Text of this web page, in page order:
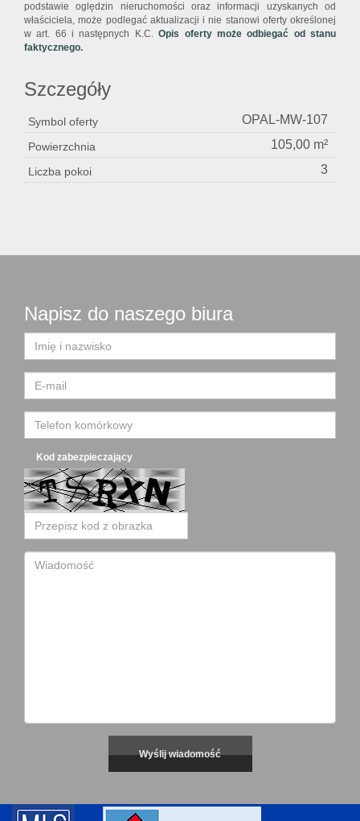
podstawie oględzin nieruchomości oraz informacji uzyskanych od
właściciela, może podlegać aktualizacji i nie stanowi oferty określonej
w art. 66 i następnych K.C.Opis oferty może odbiegać od stanu
faktycznego.
Szczegóły
Symbol oferty OPAL-MW-107
Powierzchnia 105,00 m²
Liczba pokoi 3
Napisz do naszego biura
Kod zabezpieczający